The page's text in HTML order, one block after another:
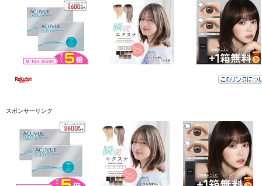
スポンサーリンク